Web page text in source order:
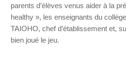
parents d’élèves venus aider à la
healthy », les enseignants du
TAIOHO, chef d’établissement et,
bien joué le jeu.